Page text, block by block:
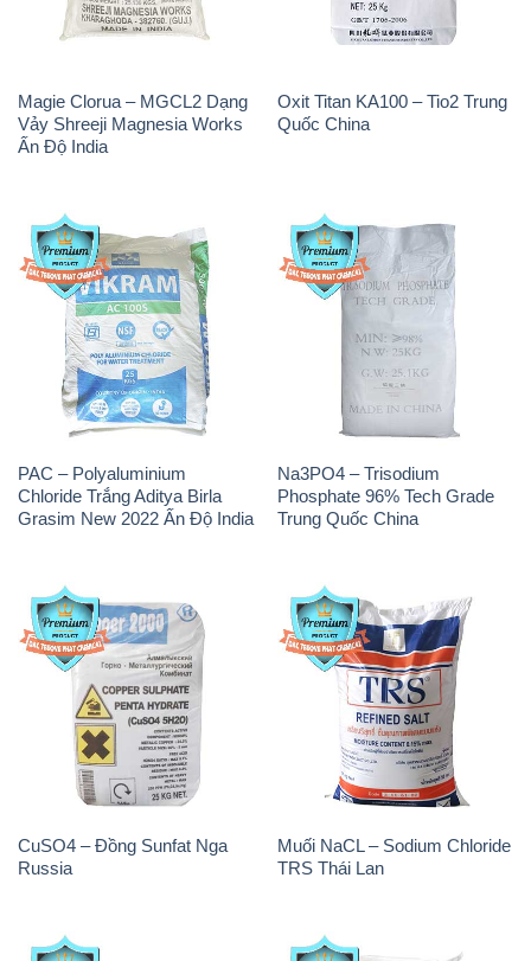
Magie Clorua – MGCL2 Dạng
Vảy Shreeji Magnesia Works
Ấn Độ India
Oxit Titan KA100 – Tio2 Trung
Quốc China
PAC – Polyaluminium
Chloride Trắng Aditya Birla
Grasim New 2022 Ấn Độ India
Na3PO4 – Trisodium
Phosphate 96% Tech Grade
Trung Quốc China
CuSO4 – Đồng Sunfat Nga
Russia
Muối NaCL – Sodium Chloride
TRS Thái Lan